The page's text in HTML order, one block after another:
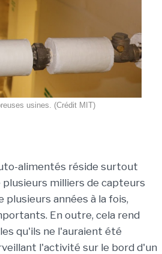
usines. (Crédit MIT)
alimentés réside surtout
milliers de capteurs
plusieurs années à la fois,
En outre, cela rend
qu'ils ne l'auraient été
l'activité sur le bord d'un